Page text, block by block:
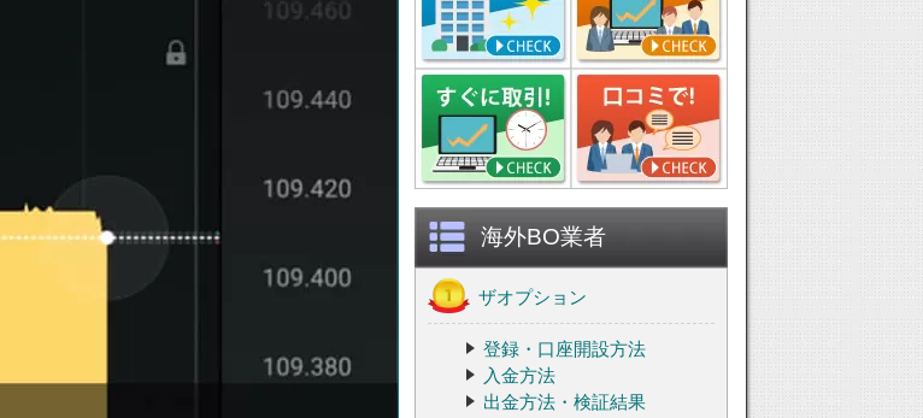
海外BO業者
ザオプション
登録・口座開設方法
入金方法
出金方法・検証結果